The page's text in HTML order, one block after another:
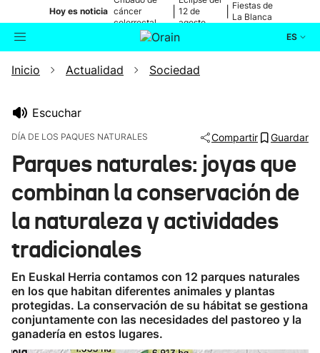
Hoy es noticia cáncer
colorrectal
12 de
agosto
Fiestas de
La Blanca
ES
Buscador Actualidad
Ikusmiran
Eguraldia
Inicio Actualidad Sociedad
Escuchar
DÍA DE LOS PAQUES NATURALES Compartir Guardar
Parques naturales: joyas que
combinan la conservación de
la naturaleza y actividades
tradicionales
En Euskal Herria contamos con 12 parques naturales
en los que habitan diferentes animales y plantas
protegidas. La conservación de su hábitat se gestiona
conjuntamente con las necesidades del pastoreo y la
ganadería en estos lugares.